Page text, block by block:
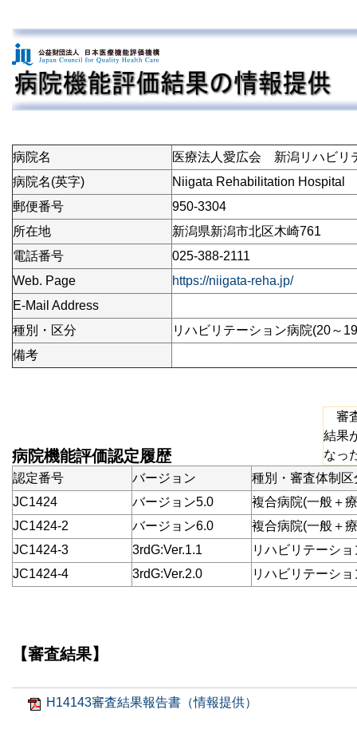
病院名
医療法人愛広会 新潟リハビリ
病院名(英字)
Niigata Rehabilitation Hospital
郵便番号
950-3304
所在地
新潟県新潟市北区木崎761
電話番号
025-388-2111
Web. Page
https://niigata-reha.jp/
E-Mail Address
種別・区分
リハビリテーション病院(20～
備考
病院機能評価認定履歴
審
結果
なっ
認定番号
バージョン
種別・審査体制区
JC1424
バージョン5.0
複合病院(一般＋
JC1424-2
バージョン6.0
複合病院(一般＋
JC1424-3
3rdG:Ver.1.1
リハビリテーシ
JC1424-4
3rdG:Ver.2.0 リハビリテーシ
【審査結果】
H14143審査結果報告書（情報提供）